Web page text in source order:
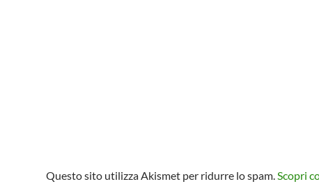
Questo sito utilizza Akismet per ridurre lo spam.Scopri